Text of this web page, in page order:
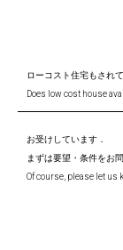
ローコスト住宅もされ
Does low cost house
お受けしています．
まずは要望・条件をお
Of course, please let us